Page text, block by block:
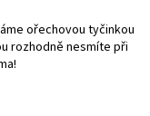
ořechovou tyčinkou
rozhodně nesmíte při